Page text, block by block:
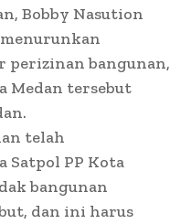
Bobby Nasution
perizinan bangunan,
Medan tersebut
telah
Satpol PP Kota
bangunan
dan ini harus